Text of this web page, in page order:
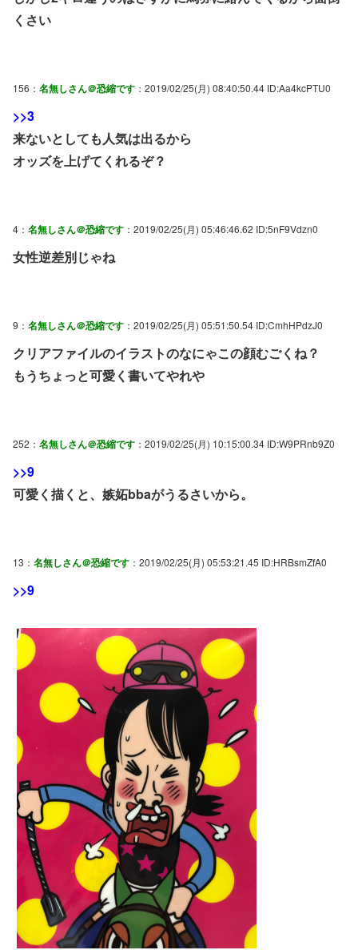
くさい
156： 名無しさん＠恐縮です ：2019/02/25(月) 08:40:50.44 ID:Aa4kcPTU0
>>3
来ないとしても人気は出るから
オッズを上げてくれるぞ？
4： 名無しさん＠恐縮です ：2019/02/25(月) 05:46:46.62 ID:5nF9Vdzn0
女性逆差別じゃね
9： 名無しさん＠恐縮です ：2019/02/25(月) 05:51:50.54 ID:CmhHPdzJ0
クリアファイルのイラストのなにゃこの顔むごくね？
もうちょっと可愛く書いてやれや
252： 名無しさん＠恐縮です ：2019/02/25(月) 10:15:00.34 ID:W9PRnb9Z0
>>9
可愛く描くと、嫉妬bbaがうるさいから。
13： 名無しさん＠恐縮です ：2019/02/25(月) 05:53:21.45 ID:HRBsmZfA0
>>9